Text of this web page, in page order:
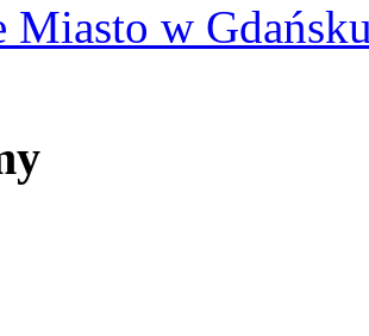
Miasto w